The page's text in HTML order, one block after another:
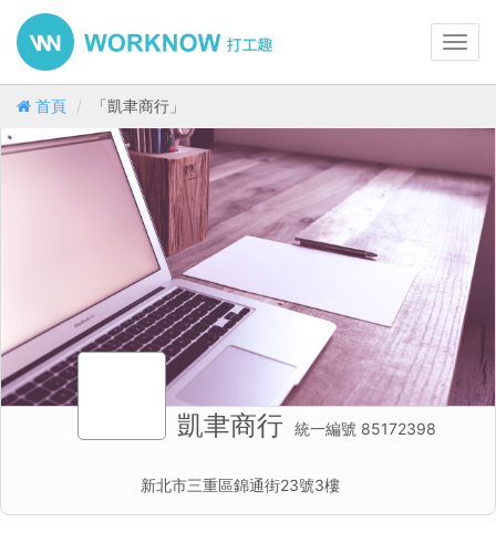
首頁 「凱聿商行」
凱聿商行 統一編號 85172398
新北市三重區錦通街23號3樓